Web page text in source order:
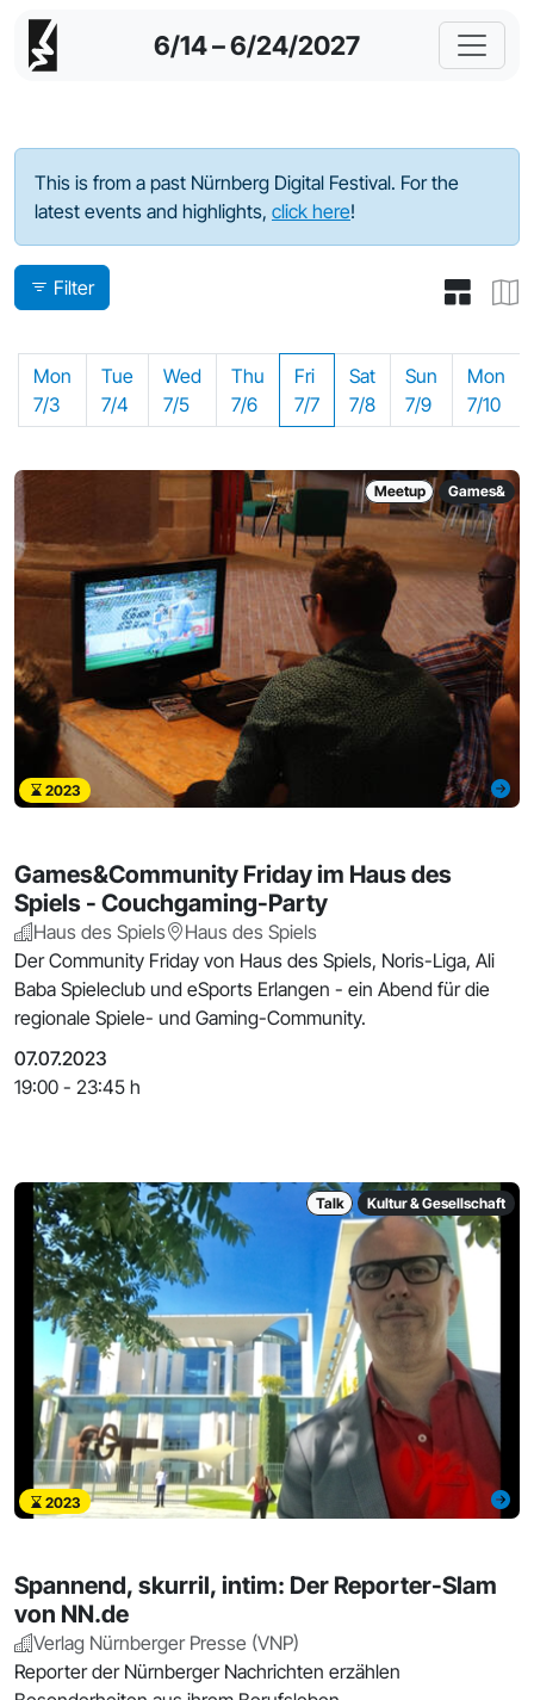
6/14 – 6/24/2027
Program - 2023
This is from a past Nürnberg Digital Festival. For the
latest events and highlights, click here!
Filter
Mon
7/3
Tue
7/4
Wed
7/5
Thu
7/6
Fri
7/7
Sat
7/8
Sun
7/9
Mon
7/10
Meetup Games&
2023
Games&Community Friday im Haus des
Spiels - Couchgaming-Party
Haus des Spiels
Haus des Spiels
Der Community Friday von Haus des Spiels, Noris-Liga, Ali
Baba Spieleclub und eSports Erlangen - ein Abend für die
regionale Spiele- und Gaming-Community.
07.07.2023
19:00 - 23:45 h
Talk Kultur & Gesellschaft
2023
Spannend, skurril, intim: Der Reporter-Slam
von NN.de
Verlag Nürnberger Presse (VNP)
Reporter der Nürnberger Nachrichten erzählen